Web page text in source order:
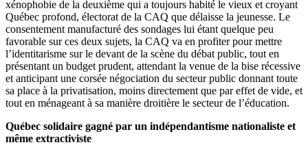
xénophobie de la deuxième qui a toujours habité le vieux et croyant
Québec profond, électorat de la CAQ que délaisse la jeunesse. Le
consentement manufacturé des sondages lui étant quelque peu
favorable sur ces deux sujets, la CAQ va en profiter pour mettre
l’identitarisme sur le devant de la scène du débat public, tout en
présentant un budget prudent, attendant la venue de la bise récessive
et anticipant une corsée négociation du secteur public donnant toute
sa place à la privatisation, moins directement que par effet de vide, et
tout en ménageant à sa manière droitière le secteur de l’éducation.
Québec solidaire gagné par un indépendantisme nationaliste et
même extractiviste